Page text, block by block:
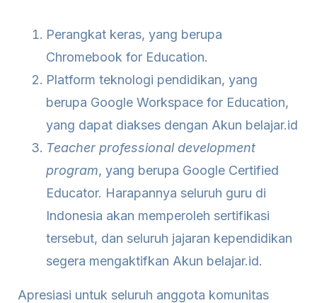
Perangkat keras, yang berupa
Chromebook for Education.
Platform teknologi pendidikan, yang
berupa Google Workspace for Education,
yang dapat diakses dengan Akun belajar.id
Teacher professional development
program, yang berupa Google Certified
Educator. Harapannya seluruh guru di
Indonesia akan memperoleh sertifikasi
tersebut, dan seluruh jajaran kependidikan
segera mengaktifkan Akun belajar.id.
Apresiasi untuk seluruh anggota komunitas